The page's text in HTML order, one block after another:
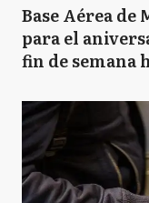
Base Aérea
para el
fin de semana